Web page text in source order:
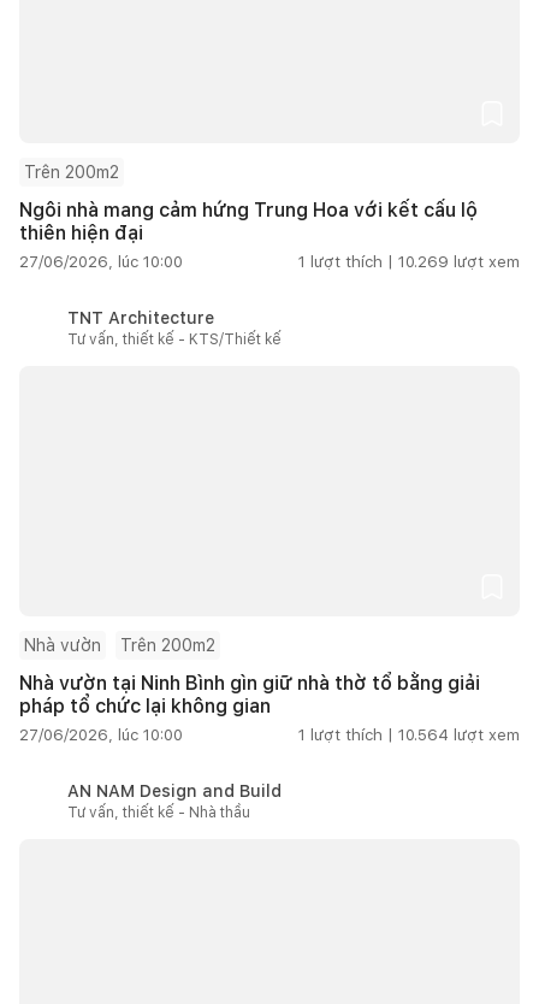
Trên 200m2
Ngôi nhà mang cảm hứng Trung Hoa với kết cấu lộ
thiên hiện đại
27/06/2026, lúc 10:00 1 lượt thích | 10.269 lượt xem
TNT Architecture
Tư vấn, thiết kế - KTS/Thiết kế
Nhà vườn Trên 200m2
Nhà vườn tại Ninh Bình gìn giữ nhà thờ tổ bằng giải
pháp tổ chức lại không gian
27/06/2026, lúc 10:00 1 lượt thích | 10.564 lượt xem
AN NAM Design and Build
Tư vấn, thiết kế - Nhà thầu